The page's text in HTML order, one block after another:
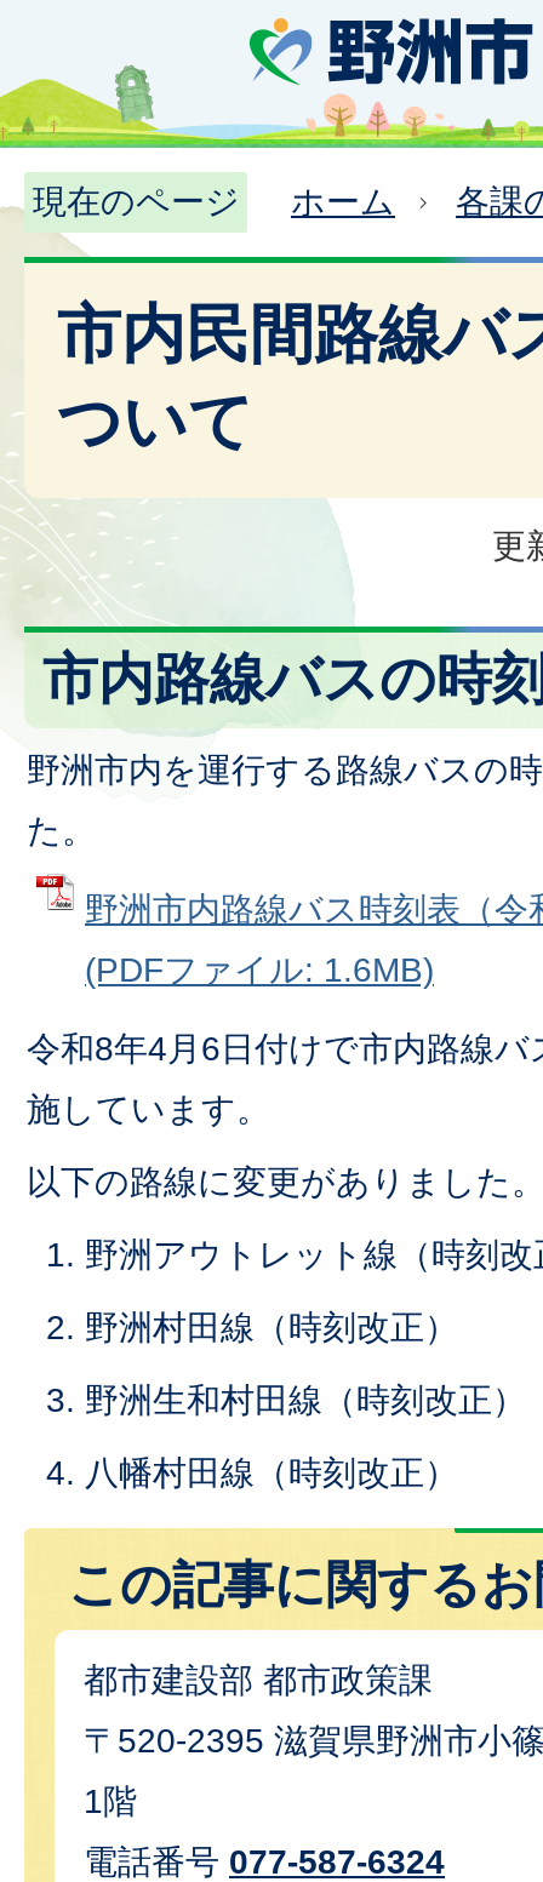
現在のページ ホーム 各課
市内民間路線バ
ついて
更
市内路線バスの時
野洲市内を運行する路線バスの
た。
野洲市内路線バス時刻表（
(PDFファイル: 1.6MB)
令和8年4月6日付けで市内路線
施しています。
以下の路線に変更がありました
1. 野洲アウトレット線（時刻改
2. 野洲村田線（時刻改正）
3. 野洲生和村田線（時刻改正）
4. 八幡村田線（時刻改正）
この記事に関する
都市建設部 都市政策課
〒520-2395 滋賀県野洲市小
1階
電話番号 077-587-6324